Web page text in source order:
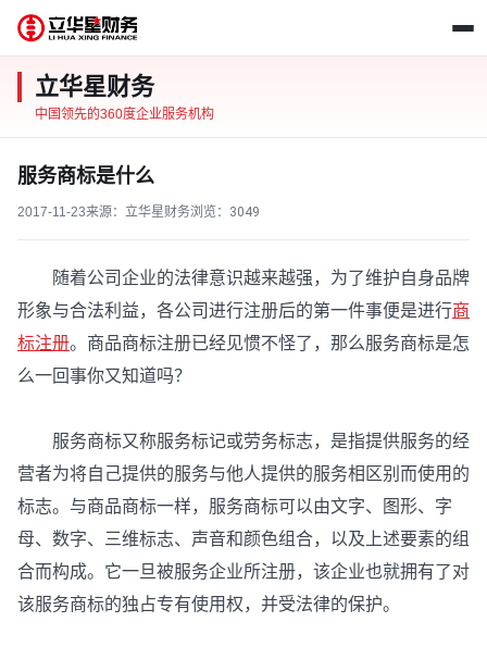
立华星财务
中国领先的360度企业服务机构
服务商标是什么
2017-11-23来源：立华星财务浏览： 3049
随着公司企业的法律意识越来越强，为了维护自身品牌
形象与合法利益，各公司进行注册后的第一件事便是进行商
标注册。商品商标注册已经见惯不怪了，那么服务商标是怎
么一回事你又知道吗？
服务商标又称服务标记或劳务标志，是指提供服务的经
营者为将自己提供的服务与他人提供的服务相区别而使用的
标志。与商品商标一样，服务商标可以由文字、图形、字
母、数字、三维标志、声音和颜色组合，以及上述要素的组
合而构成。它一旦被服务企业所注册，该企业也就拥有了对
该服务商标的独占专有使用权，并受法律的保护。